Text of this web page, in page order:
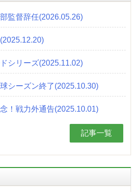
監督辞任(2026.05.26)
シリーズ(2025.11.02)
シーズン終了(2025.10.30)
！戦力外通告(2025.10.01)
記事一覧